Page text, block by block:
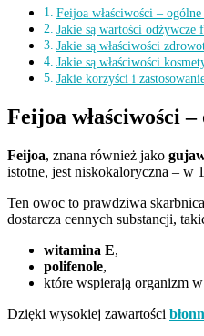
Feijoa właściwości –
Jakie są wartości odżywcze
Jakie są właściwości
Jakie są właściwości
Jakie korzyści i
Feijoa właściwości
Feijoa, znana również jako
istotne, jest niskokaloryczna – w
Ten owoc to prawdziwa
dostarcza cennych substancji,
witamina E,
polifenole,
które wspierają organizm
Dzięki wysokiej zawartości